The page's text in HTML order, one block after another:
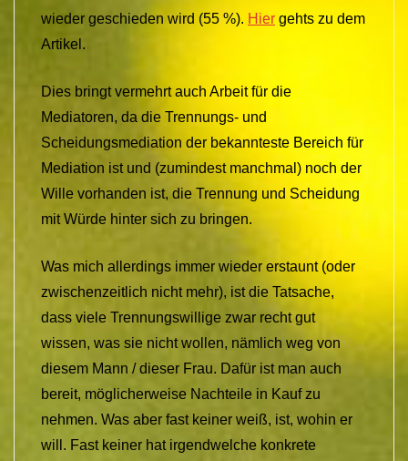
wieder geschieden wird (55 %). Hier gehts zu dem
Artikel.
Dies bringt vermehrt auch Arbeit für die
Mediatoren, da die Trennungs- und
Scheidungsmediation der bekannteste Bereich für
Mediation ist und (zumindest manchmal) noch der
Wille vorhanden ist, die Trennung und Scheidung
mit Würde hinter sich zu bringen.
Was mich allerdings immer wieder erstaunt (oder
zwischenzeitlich nicht mehr), ist die Tatsache,
dass viele Trennungswillige zwar recht gut
wissen, was sie nicht wollen, nämlich weg von
diesem Mann / dieser Frau. Dafür ist man auch
bereit, möglicherweise Nachteile in Kauf zu
nehmen. Was aber fast keiner weiß, ist, wohin er
will. Fast keiner hat irgendwelche konkrete